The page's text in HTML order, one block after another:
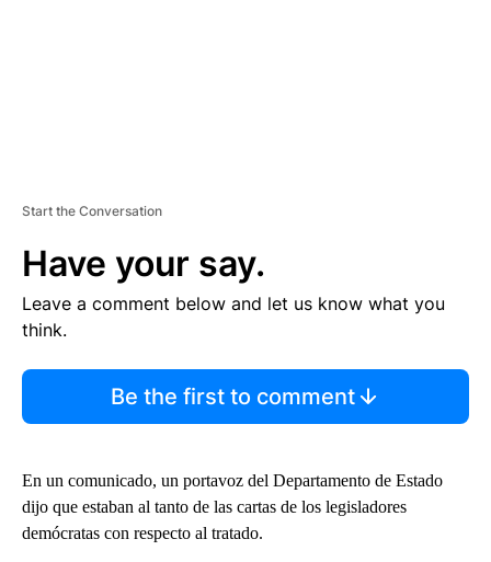
Start the Conversation
Have your say.
Leave a comment below and let us know what you
think.
Be the first to comment
En un comunicado, un portavoz del Departamento de Estado
dijo que estaban al tanto de las cartas de los legisladores
demócratas con respecto al tratado.